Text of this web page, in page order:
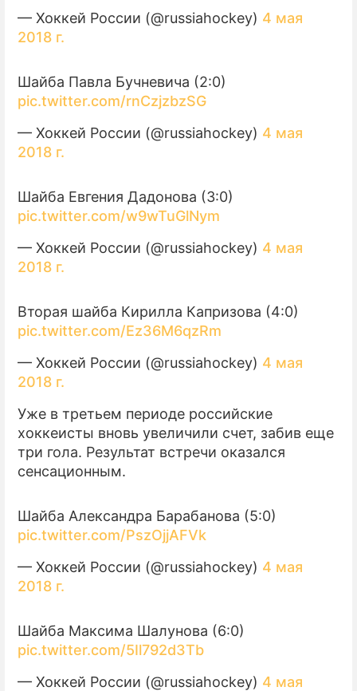
— Хоккей России (@russiahockey) 4 мая
2018 г.
Шайба Павла Бучневича (2:0)
pic.twitter.com/rnCzjzbzSG
— Хоккей России (@russiahockey) 4 мая
2018 г.
Шайба Евгения Дадонова (3:0)
pic.twitter.com/w9wTuGlNym
— Хоккей России (@russiahockey) 4 мая
2018 г.
Вторая шайба Кирилла Капризова (4:0)
pic.twitter.com/Ez36M6qzRm
— Хоккей России (@russiahockey) 4 мая
2018 г.
Уже в третьем периоде российские
хоккеисты вновь увеличили счет, забив еще
три гола. Результат встречи оказался
сенсационным.
Шайба Александра Барабанова (5:0)
pic.twitter.com/PszOjjAFVk
— Хоккей России (@russiahockey) 4 мая
2018 г.
Шайба Максима Шалунова (6:0)
pic.twitter.com/5Il792d3Tb
— Хоккей России (@russiahockey) 4 мая